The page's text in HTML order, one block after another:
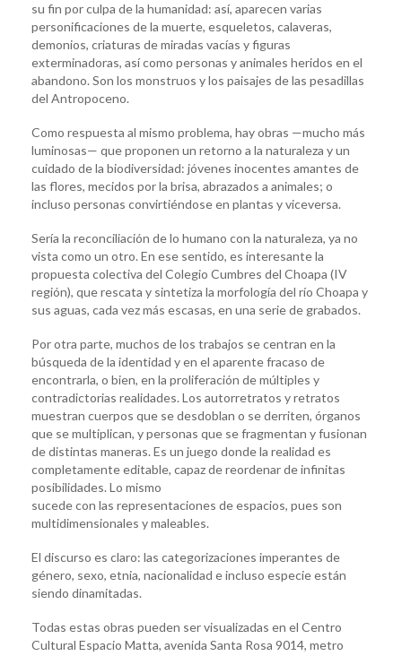
su fin por culpa de la humanidad: así, aparecen varias
personificaciones de la muerte, esqueletos, calaveras,
demonios, criaturas de miradas vacías y figuras
exterminadoras, así como personas y animales heridos en el
abandono. Son los monstruos y los paisajes de las pesadillas
del Antropoceno.
Como respuesta al mismo problema, hay obras —mucho más
luminosas— que proponen un retorno a la naturaleza y un
cuidado de la biodiversidad: jóvenes inocentes amantes de
las flores, mecidos por la brisa, abrazados a animales; o
incluso personas convirtiéndose en plantas y viceversa.
Sería la reconciliación de lo humano con la naturaleza, ya no
vista como un otro. En ese sentido, es interesante la
propuesta colectiva del Colegio Cumbres del Choapa (IV
región), que rescata y sintetiza la morfología del río Choapa y
sus aguas, cada vez más escasas, en una serie de grabados.
Por otra parte, muchos de los trabajos se centran en la
búsqueda de la identidad y en el aparente fracaso de
encontrarla, o bien, en la proliferación de múltiples y
contradictorias realidades. Los autorretratos y retratos
muestran cuerpos que se desdoblan o se derriten, órganos
que se multiplican, y personas que se fragmentan y fusionan
de distintas maneras. Es un juego donde la realidad es
completamente editable, capaz de reordenar de infinitas
posibilidades. Lo mismo
sucede con las representaciones de espacios, pues son
multidimensionales y maleables.
El discurso es claro: las categorizaciones imperantes de
género, sexo, etnia, nacionalidad e incluso especie están
siendo dinamitadas.
Todas estas obras pueden ser visualizadas en el Centro
Cultural Espacio Matta, avenida Santa Rosa 9014, metro